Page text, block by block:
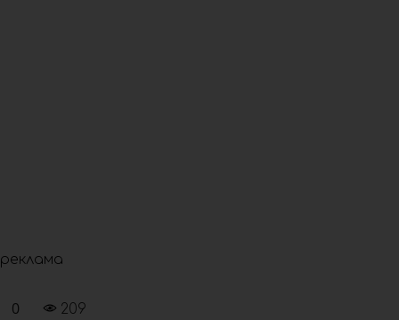
реклама
0 209